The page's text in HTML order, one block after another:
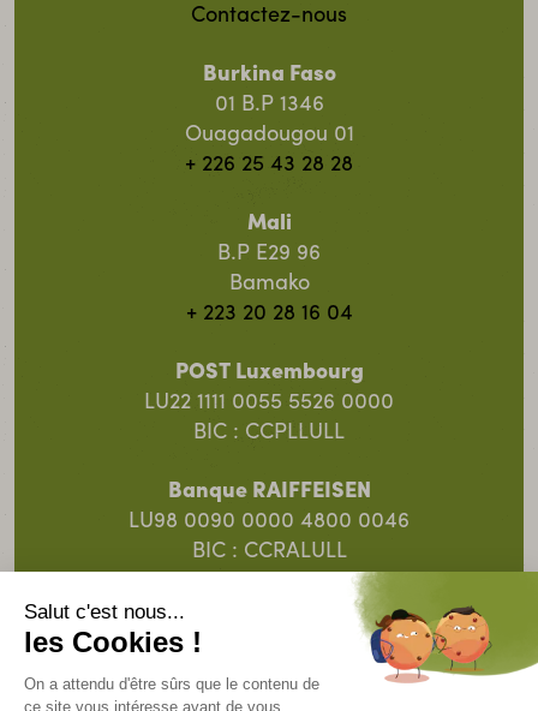
Contactez-nous
Burkina Faso
01 B.P 1346
Ouagadougou 01
+ 226 25 43 28 28
Mali
B.P E29 96
Bamako
+ 223 20 28 16 04
POST Luxembourg
LU22 1111 0055 5526 0000
BIC : CCPLLULL
Banque RAIFFEISEN
LU98 0090 0000 4800 0046
BIC : CCRALULL
Banque Spuerkeess
LU91 0019 5055 8313 4000